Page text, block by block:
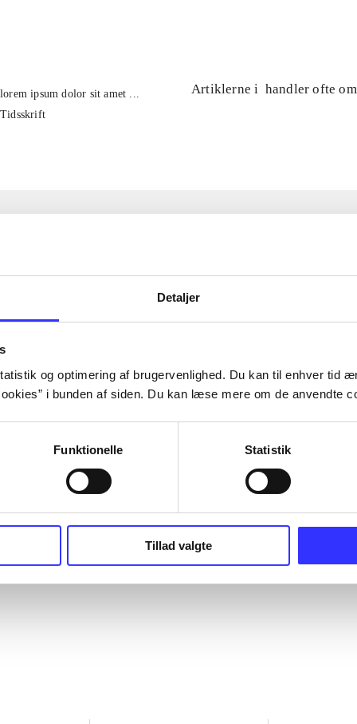
Detaljer
og optimering af brugervenlighed. Du kan til enhver tid
i bunden af siden. Du kan læse mere om de anvendte
Funktionelle Statistik
Tillad valgte
lorem ipsum dolor sit amet ...
Tidsskrift
Artiklerne i handler ofte om